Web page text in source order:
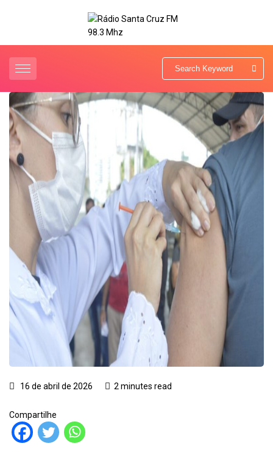
16 de abril de 2026 2 minutes read
Compartilhe